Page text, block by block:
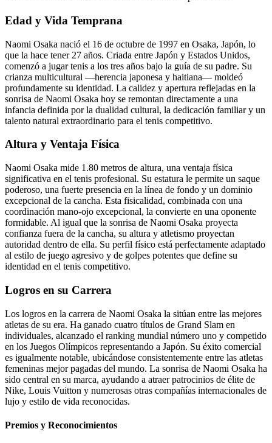
Edad y Vida Temprana
Naomi Osaka nació el 16 de octubre de 1997 en Osaka, Japón, lo
que la hace tener 27 años. Criada entre Japón y Estados Unidos,
comenzó a jugar tenis a los tres años bajo la guía de su padre. Su
crianza multicultural —herencia japonesa y haitiana— moldeó
profundamente su identidad. La calidez y apertura reflejadas en la
sonrisa de Naomi Osaka hoy se remontan directamente a una
infancia definida por la dualidad cultural, la dedicación familiar y un
talento natural extraordinario para el tenis competitivo.
Altura y Ventaja Física
Naomi Osaka mide 1.80 metros de altura, una ventaja física
significativa en el tenis profesional. Su estatura le permite un saque
poderoso, una fuerte presencia en la línea de fondo y un dominio
excepcional de la cancha. Esta fisicalidad, combinada con una
coordinación mano-ojo excepcional, la convierte en una oponente
formidable. Al igual que la sonrisa de Naomi Osaka proyecta
confianza fuera de la cancha, su altura y atletismo proyectan
autoridad dentro de ella. Su perfil físico está perfectamente adaptado
al estilo de juego agresivo y de golpes potentes que define su
identidad en el tenis competitivo.
Logros en su Carrera
Los logros en la carrera de Naomi Osaka la sitúan entre las mejores
atletas de su era. Ha ganado cuatro títulos de Grand Slam en
individuales, alcanzado el ranking mundial número uno y competido
en los Juegos Olímpicos representando a Japón. Su éxito comercial
es igualmente notable, ubicándose consistentemente entre las atletas
femeninas mejor pagadas del mundo. La sonrisa de Naomi Osaka ha
sido central en su marca, ayudando a atraer patrocinios de élite de
Nike, Louis Vuitton y numerosas otras compañías internacionales de
lujo y estilo de vida reconocidas.
Premios y Reconocimientos